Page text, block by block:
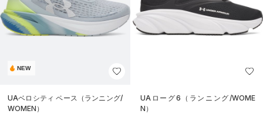
NEW
UAベロシティ ペース（ランニング/
WOMEN）
UAローグ6（ランニング/WOME
N）